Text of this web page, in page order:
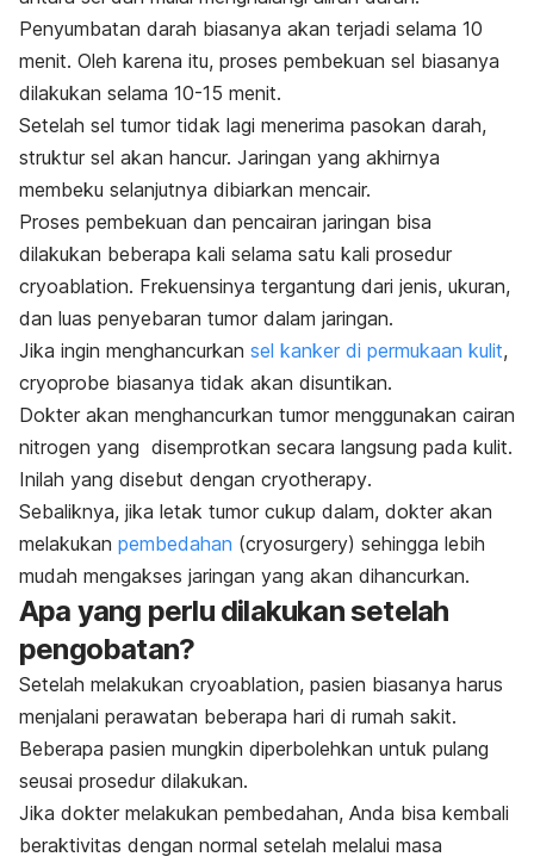
Penyumbatan darah biasanya akan terjadi selama 10
menit. Oleh karena itu, proses pembekuan sel biasanya
dilakukan selama 10-15 menit.
Setelah sel tumor tidak lagi menerima pasokan darah,
struktur sel akan hancur. Jaringan yang akhirnya
membeku selanjutnya dibiarkan mencair.
Proses pembekuan dan pencairan jaringan bisa
dilakukan beberapa kali selama satu kali prosedur
cryoablation. Frekuensinya tergantung dari jenis, ukuran,
dan luas penyebaran tumor dalam jaringan.
Jika ingin menghancurkan sel kanker di permukaan kulit,
cryoprobe biasanya tidak akan disuntikan.
Dokter akan menghancurkan tumor menggunakan cairan
nitrogen yang disemprotkan secara langsung pada kulit.
Inilah yang disebut dengan cryotherapy.
Sebaliknya, jika letak tumor cukup dalam, dokter akan
melakukan pembedahan (cryosurgery) sehingga lebih
mudah mengakses jaringan yang akan dihancurkan.
Apa yang perlu dilakukan setelah
pengobatan?
Setelah melakukan cryoablation, pasien biasanya harus
menjalani perawatan beberapa hari di rumah sakit.
Beberapa pasien mungkin diperbolehkan untuk pulang
seusai prosedur dilakukan.
Jika dokter melakukan pembedahan, Anda bisa kembali
beraktivitas dengan normal setelah melalui masa